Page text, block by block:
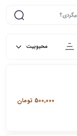
500,000 تومان